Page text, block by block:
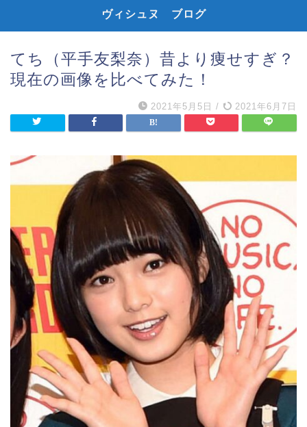
ヴィシュヌ ブログ
てち（平手友梨奈）昔より痩せすぎ？
現在の画像を比べてみた！
2021年5月5日 / 2021年6月7日